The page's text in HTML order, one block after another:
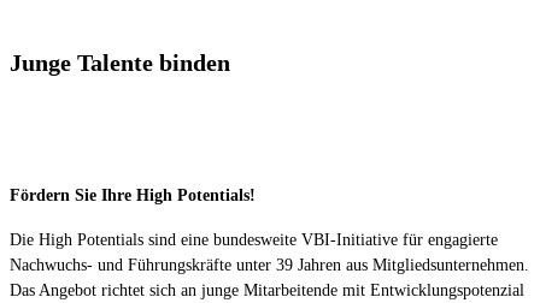
Junge Talente binden
Fördern Sie Ihre High Potentials!
Die High Potentials sind eine bundesweite VBI-Initiative für engagierte
Nachwuchs- und Führungskräfte unter 39 Jahren aus Mitgliedsunternehmen.
Das Angebot richtet sich an junge Mitarbeitende mit Entwicklungspotenzial